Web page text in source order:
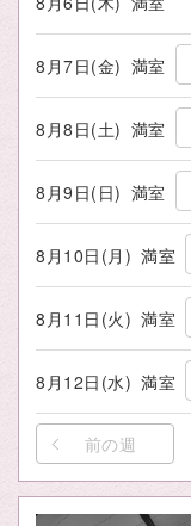
8月7日(金) 満室
8月8日(土) 満室
8月9日(日) 満室
8月10日(月) 満室
8月11日(火) 満室
8月12日(水) 満室
前の週